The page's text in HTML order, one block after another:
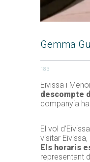
Gemma
183
Eivissa i
descompte
companyia
El vol
visitar
Els horaris
representant